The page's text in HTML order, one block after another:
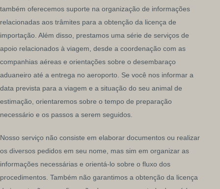
também oferecemos suporte na organização de informações
relacionadas aos trâmites para a obtenção da licença de
importação. Além disso, prestamos uma série de serviços de
apoio relacionados à viagem, desde a coordenação com as
companhias aéreas e orientações sobre o desembaraço
aduaneiro até a entrega no aeroporto. Se você nos informar a
data prevista para a viagem e a situação do seu animal de
estimação, orientaremos sobre o tempo de preparação
necessário e os passos a serem seguidos.
Nosso serviço não consiste em elaborar documentos ou realizar
os diversos pedidos em seu nome, mas sim em organizar as
informações necessárias e orientá-lo sobre o fluxo dos
procedimentos. Também não garantimos a obtenção da licença